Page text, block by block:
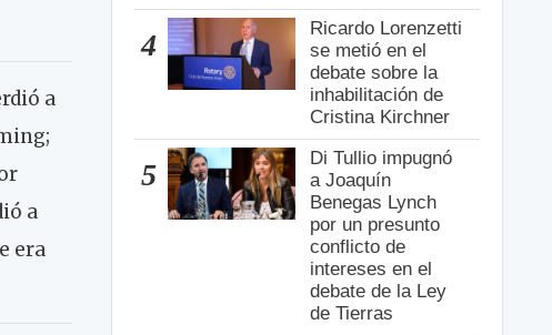
a
a
era
4
Ricardo Lorenzetti
se metió en el
debate sobre la
inhabilitación de
Cristina Kirchner
5
Di Tullio impugnó
a Joaquín
Benegas Lynch
por un presunto
conflicto de
intereses en el
debate de la Ley
de Tierras